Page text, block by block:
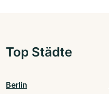
Top Städte
Berlin